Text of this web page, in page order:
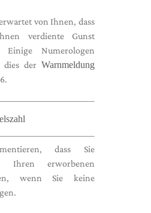
von Ihnen, dass
verdiente Gunst
Numerologen
dies der Warnmeldung
dass Sie
Ihren erworbenen
wenn Sie keine